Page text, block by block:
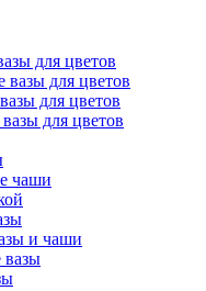
для цветов
вазы для цветов
для цветов
для цветов
чаши
и чаши
вазы